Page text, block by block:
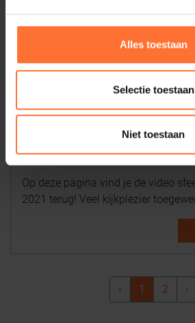
Alles toestaan
Selectie toestaan
Niet toestaan
Op deze pagina vind je de video
2021 terug! Veel kijkplezier
‹ 1 2 ›